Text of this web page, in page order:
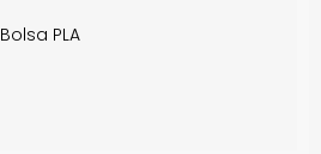
Bolsa PLA